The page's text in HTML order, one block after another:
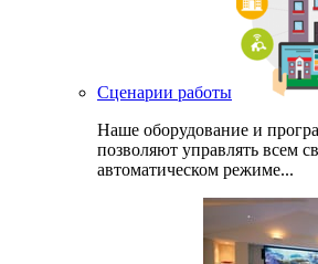
Сценарии работы
Наше оборудование и
позволяют управлять всем
автоматическом режиме...